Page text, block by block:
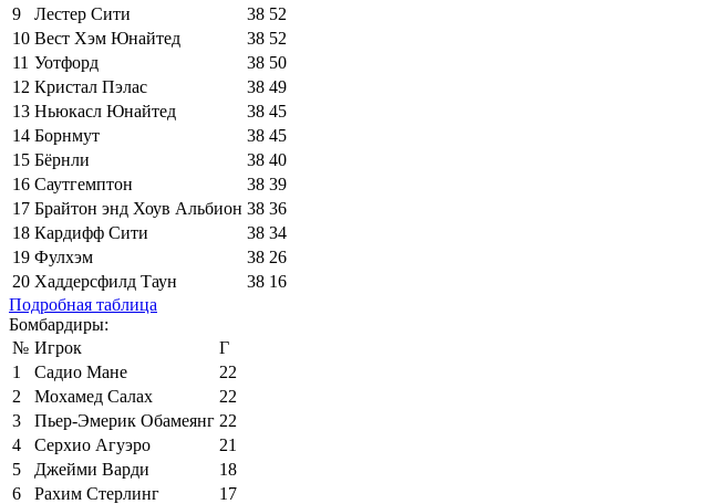
9
Лестер Сити 38 52
10 Вест Хэм Юнайтед 38 52
11 Уотфорд 38 50
12 Кристал Пэлас 38 49
13 Ньюкасл Юнайтед 38 45
14 Борнмут 38 45
15 Бёрнли 38 40
16 Саутгемптон 38 39
17 Брайтон энд Хоув Альбион 38 36
18 Кардифф Сити 38 34
19 Фулхэм 38 26
20 Хаддерсфилд Таун 38 16
Подробная таблица
Бомбардиры:
№ Игрок
Г
1
Садио Мане
22
2
Мохамед Салах
22
3
Пьер-Эмерик Обамеянг 22
4
Серхио Агуэро
21
5
Джейми Варди
18
6
Рахим Стерлинг
17